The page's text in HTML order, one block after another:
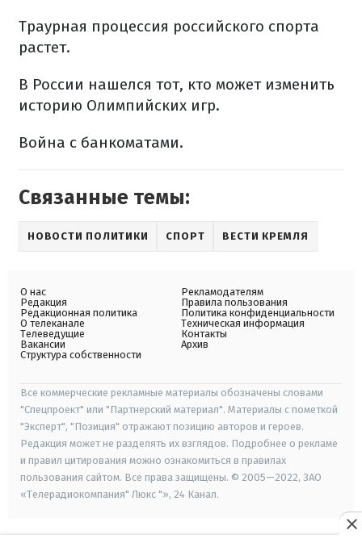
Траурная процессия российского спорта
растет.
В России нашелся тот, кто может изменить
историю Олимпийских игр.
Война с банкоматами.
Связанные темы:
НОВОСТИ ПОЛИТИКИ СПОРТ ВЕСТИ КРЕМЛЯ
О нас
Редакция
Редакционная политика
О телеканале
Телеведущие
Вакансии
Структура собственности
Рекламодателям
Правила пользования
Политика конфиденциальности
Техническая информация
Контакты
Архив
Все коммерческие рекламные материалы обозначены словами
"Спецпроект" или "Партнерский материал". Материалы с пометкой
"Эксперт", "Позиция" отражают позицию авторов и героев.
Редакция может не разделять их взглядов. Подробнее о рекламе
и правил цитирования можно ознакомиться в правилах
пользования сайтом. Все права защищены. © 2005—2022, ЗАО
«Телерадиокомпания" Люкс "», 24 Канал.